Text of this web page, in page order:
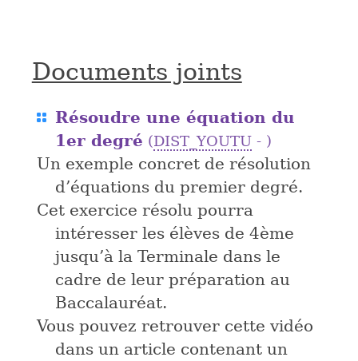
Documents joints
Résoudre une équation du
1er degré (DIST_YOUTU - )
Un exemple concret de résolution
d’équations du premier degré.
Cet exercice résolu pourra
intéresser les élèves de 4ème
jusqu’à la Terminale dans le
cadre de leur préparation au
Baccalauréat.
Vous pouvez retrouver cette vidéo
dans un article contenant un